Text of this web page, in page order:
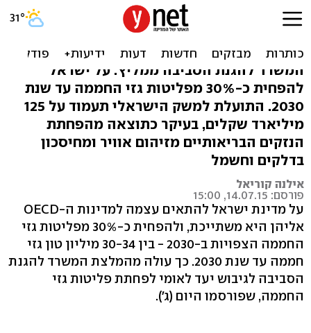
"הפחתת גזי החממה תחסוך
המשרד להגנת הסביבה ממליץ: על ישראל
להפחית כ-30% מפליטות גזי החממה עד שנת
2030. התועלת למשק הישראלי תעמוד על 125
מיליארד שקלים, בעיקר כתוצאה מהפחתת
הנזקים הבריאותיים מזיהום אוויר ומחיסכון
בדלקים וחשמל
אילנה קוריאל
פורסם: 14.07.15, 15:00
על מדינת ישראל להתאים עצמה למדינות ה-OECD
אליהן היא משתייכת, ולהפחית כ-30% מפליטות גזי
החממה הצפויות ב-2030 - בין 30-34 מיליון טון גזי
חממה עד שנת 2030. כך עולה מהמלצת המשרד להגנת
הסביבה לגיבוש יעד לאומי לפחתת פליטות גזי
החממה, שפורסמו היום (ג').